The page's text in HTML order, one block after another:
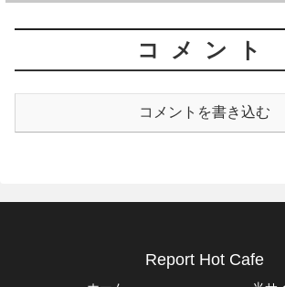
コメント
コメントを書き込む
Report Hot Cafe